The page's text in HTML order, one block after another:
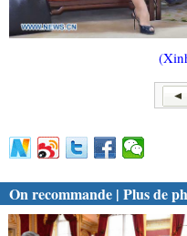
VIDÉOS
On recommande | Plus de